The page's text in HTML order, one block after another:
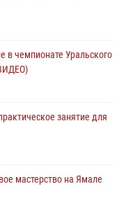
мастерство на Ямале
занятие для
в чемпионате Уральского
занятие для
мастерство на Ямале